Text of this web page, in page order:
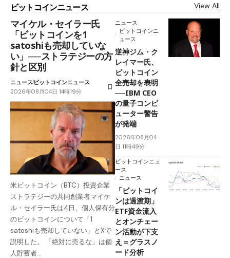
ビットコインニュース View All
マイケル・セイラー氏
「ビットコインを1
satoshiも売却していな
い」──ストラテジーの方
針と区別
ニュースビットコインニュース
2026年08月04日 14時19分
米ビットコイン（BTC）投資企業
ストラテジーの共同創業者マイケ
ル・セイラー氏は4日、個人保有分
のビットコインについて「1
satoshiも売却していない」とXで
説明した。 「絶対に売るな」は個
人貯蓄者…
ニュース
ビットコインニ
ュース
逆神ジム・ク
レイマー氏、
ビットコイン
全売却を表明
──IBM CEO
の量子コンピ
ューター警告
が発端
2026年08月04
日 11時49分
ビットコインニュ
ース
ニュース
「ビットコイ
ンは過渡期」
ETF資金流入
とオンチェー
ン活動が下支
え＝グラスノ
ード分析